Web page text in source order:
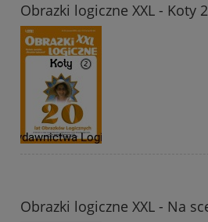
Obrazki logiczne XXL - Koty
Obrazki logiczne XXL - Na